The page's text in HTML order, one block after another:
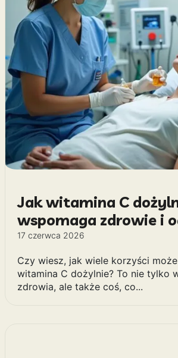
Jak witamina C
wspomaga zdrowie i
17 czerwca 2026
Czy wiesz, jak wiele korzyści
witamina C dożylnie? To nie tylko
zdrowia, ale także coś, co...